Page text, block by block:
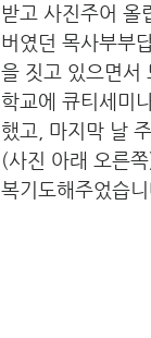
받고 사진주어 올
버였던 목사부부
을 짓고 있으면서
학교에 큐티세미
했고, 마지막 날
(사진 아래 오른
복기도해주었습니